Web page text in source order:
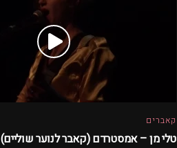
קאברים
טלי מן – אמסטרדם (קאבר לנוער שוליים)